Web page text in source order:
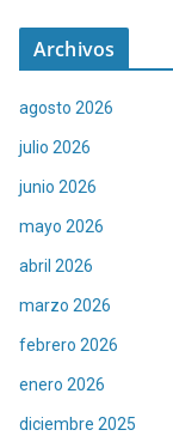
Archivos
agosto 2026
julio 2026
junio 2026
mayo 2026
abril 2026
marzo 2026
febrero 2026
enero 2026
diciembre 2025